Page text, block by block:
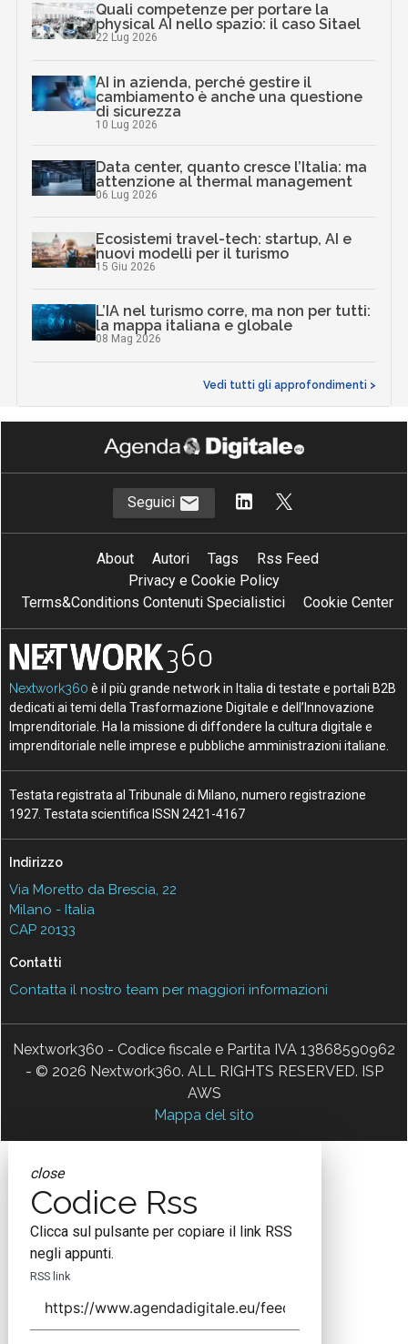
Quali competenze per portare la
physical AI nello spazio: il caso Sitael
22 Lug 2026
AI in azienda, perché gestire il
cambiamento è anche una questione
di sicurezza
10 Lug 2026
Data center, quanto cresce l’Italia: ma
attenzione al thermal management
06 Lug 2026
Ecosistemi travel-tech: startup, AI e
nuovi modelli per il turismo
15 Giu 2026
L’IA nel turismo corre, ma non per tutti:
la mappa italiana e globale
08 Mag 2026
Vedi tutti gli approfondimenti >
Seguici
About Autori Tags
Rss Feed
Privacy e Cookie Policy
Terms&Conditions Contenuti Specialistici
Cookie Center
Nextwork360 è il più grande network in Italia di testate e portali B2B
dedicati ai temi della Trasformazione Digitale e dell’Innovazione
Imprenditoriale. Ha la missione di diffondere la cultura digitale e
imprenditoriale nelle imprese e pubbliche amministrazioni italiane.
Testata registrata al Tribunale di Milano, numero registrazione
1927. Testata scientifica ISSN 2421-4167
Indirizzo
Via Moretto da Brescia, 22
Milano - Italia
CAP 20133
Contatti
Contatta il nostro team per maggiori informazioni
Nextwork360 - Codice fiscale e Partita IVA 13868590962
- © 2026 Nextwork360. ALL RIGHTS RESERVED. ISP
AWS
Mappa del sito
close
Codice Rss
Clicca sul pulsante per copiare il link RSS
negli appunti.
RSS link